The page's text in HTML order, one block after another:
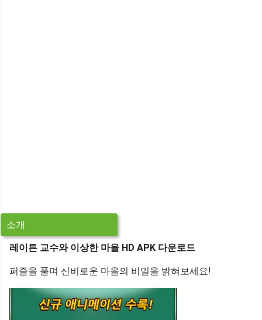
소개
레이튼 교수와 이상한 마을 HD APK 다운로드
퍼즐을 풀며 신비로운 마을의 비밀을 밝혀보세요!